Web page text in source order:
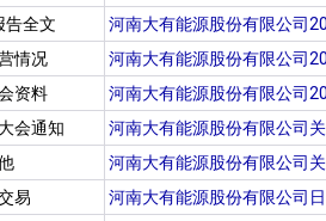
告全文
河南大有能源股份有限公司
情况
河南大有能源股份有限公司
资料
河南大有能源股份有限公司
会通知
河南大有能源股份有限公司
河南大有能源股份有限公司
易
河南大有能源股份有限公司